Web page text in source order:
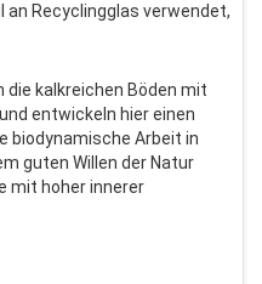
an Recyclingglas verwendet,
die kalkreichen Böden mit
entwickeln hier einen
biodynamische Arbeit in
guten Willen der Natur
mit hoher innerer